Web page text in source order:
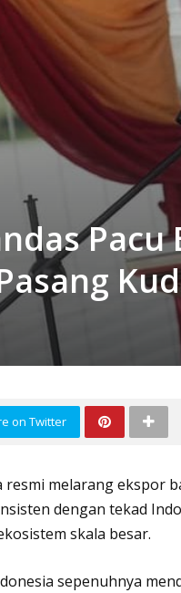
on Twitter
resmi melarang ekspor
dengan tekad
skala besar.
sepenuhnya